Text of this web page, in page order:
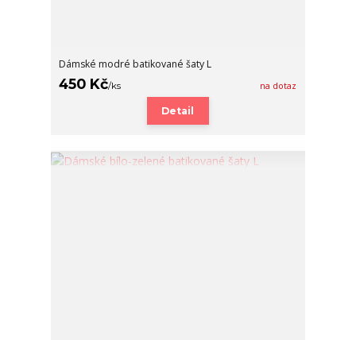
Dámské modré batikované šaty L
450 Kč/ks na dotaz
Detail